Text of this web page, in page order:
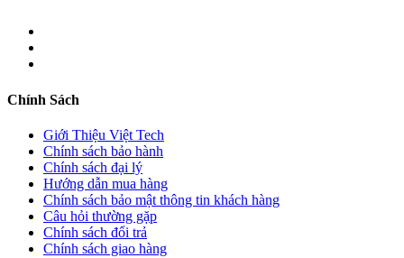
Chính Sách
Giới Thiệu Việt Tech
Chính sách bảo hành
Chính sách đại lý
Hướng dẫn mua hàng
Chính sách bảo mật thông tin khách hàng
Câu hỏi thường gặp
Chính sách đổi trả
Chính sách giao hàng